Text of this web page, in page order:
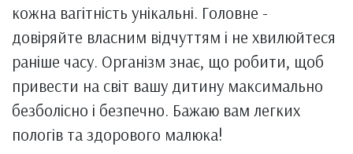
кожна вагітність унікальні. Головне -
довіряйте власним відчуттям і не хвилюйтеся
раніше часу. Організм знає, що робити, щоб
привести на світ вашу дитину максимально
безболісно і безпечно. Бажаю вам легких
пологів та здорового малюка!